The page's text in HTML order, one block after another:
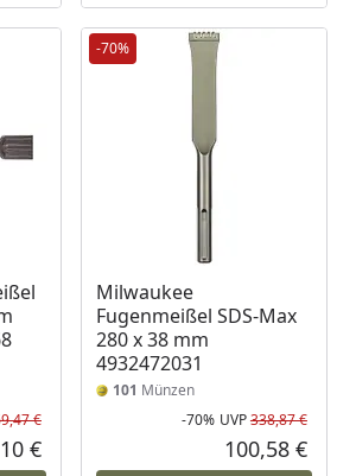
Rabatt in Prozent
Ursprünglicher Preis
€
Aktueller Preis
€
-70%
Milwaukee
Fugenmeißel SDS-Max
280 x 38 mm
4932472031
101 Münzen
-70% UVP338,87 €
100,58 €